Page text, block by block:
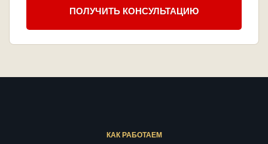
ПОЛУЧИТЬ КОНСУЛЬТАЦИЮ
КАК РАБОТАЕМ